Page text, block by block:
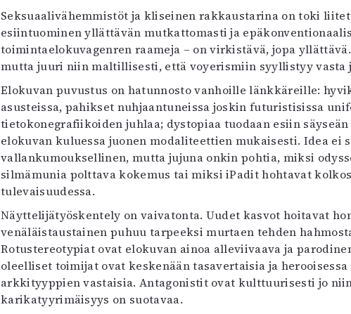
Seksuaalivähemmistöt ja kliseinen rakkaustarina on toki
esiintuominen yllättävän mutkattomasti ja
toimintaelokuvagenren raameja – on virkistävä, jopa
mutta juuri niin maltillisesti, että voyerismiin syyllistyy vasta
Elokuvan puvustus on hatunnosto vanhoille länkkäreille:
asusteissa, pahikset nuhjaantuneissa joskin futuristisissa
tietokonegrafiikoiden juhlaa; dystopiaa tuodaan esiin
elokuvan kuluessa juonen modaliteettien mukaisesti. Idea ei
vallankumouksellinen, mutta jujuna onkin pohtia, miksi
silmämunia polttava kokemus tai miksi iPadit hohtavat
tulevaisuudessa.
Näyttelijätyöskentely on vaivatonta. Uudet kasvot hoitavat
venäläistaustainen puhuu tarpeeksi murtaen tehden
Rotustereotypiat ovat elokuvan ainoa alleviivaava ja
oleelliset toimijat ovat keskenään tasavertaisia ja
arkkityyppien vastaisia. Antagonistit ovat kulttuurisesti jo
karikatyyrimäisyys on suotavaa.